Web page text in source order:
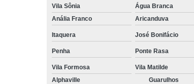
Vila Sônia
Água Branca
Anália Franco
Aricanduva
Itaquera José Bonifácio
Penha Ponte Rasa
Vila Formosa Vila Matilde
Alphaville
Guarulhos